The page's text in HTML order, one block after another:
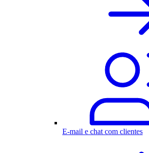
E-mail e chat com clientes